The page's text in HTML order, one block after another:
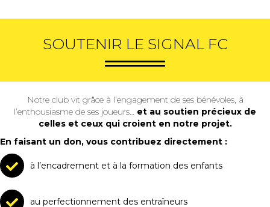
SOUTENIR LE SIGNAL FC
Notre club vit grâce à l’engagement de ses bénévoles, à
l’enthousiasme de ses joueurs… et au soutien précieux de
celles et ceux qui croient en notre projet.
En faisant un don, vous contribuez directement :
à l’encadrement et à la formation des enfants
au perfectionnement des entraîneurs